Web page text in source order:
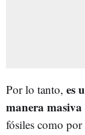
Por lo tanto, es
manera masiva
fósiles como